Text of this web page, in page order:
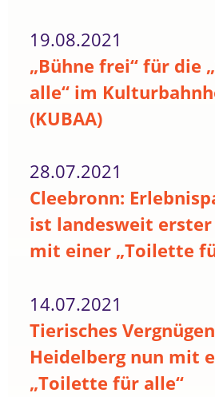
19.08.2021
„Bühne frei“ für die
alle“ im
(KUBAA)
28.07.2021
Cleebronn:
ist landesweit
mit einer „Toilette
14.07.2021
Tierisches
Heidelberg nun mit
„Toilette für alle“